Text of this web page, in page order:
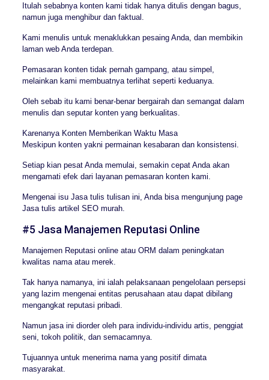
Itulah sebabnya konten kami tidak hanya ditulis dengan bagus,
namun juga menghibur dan faktual.
Kami menulis untuk menaklukkan pesaing Anda, dan membikin
laman web Anda terdepan.
Pemasaran konten tidak pernah gampang, atau simpel,
melainkan kami membuatnya terlihat seperti keduanya.
Oleh sebab itu kami benar-benar bergairah dan semangat dalam
menulis dan seputar konten yang berkualitas.
Karenanya Konten Memberikan Waktu Masa
Meskipun konten yakni permainan kesabaran dan konsistensi.
Setiap kian pesat Anda memulai, semakin cepat Anda akan
mengamati efek dari layanan pemasaran konten kami.
Mengenai isu Jasa tulis tulisan ini, Anda bisa mengunjung page
Jasa tulis artikel SEO murah.
#5 Jasa Manajemen Reputasi Online
Manajemen Reputasi online atau ORM dalam peningkatan
kwalitas nama atau merek.
Tak hanya namanya, ini ialah pelaksanaan pengelolaan persepsi
yang lazim mengenai entitas perusahaan atau dapat dibilang
mengangkat reputasi pribadi.
Namun jasa ini diorder oleh para individu-individu artis, penggiat
seni, tokoh politik, dan semacamnya.
Tujuannya untuk menerima nama yang positif dimata
masyarakat.